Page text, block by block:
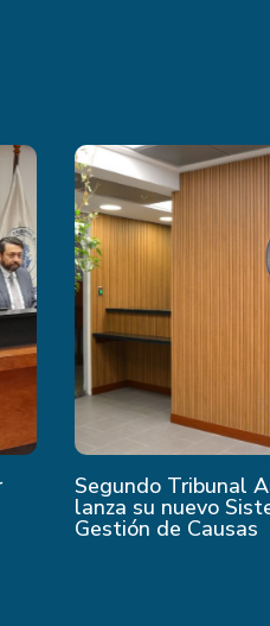
Segundo Tribunal
lanza su nuevo
Gestión de Causas